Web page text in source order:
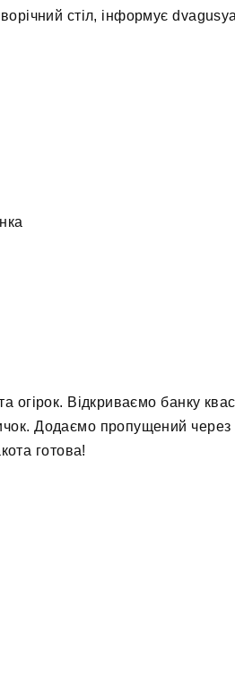
стіл, інформує
огірок. Відкриваємо банку
Додаємо пропущений
готова!